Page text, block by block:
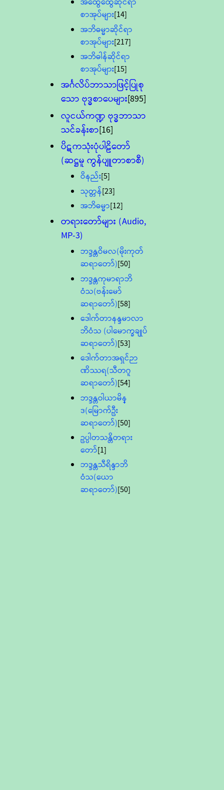
စာအုပ်များ[14]
အဘိဓမ္မာဆိုင်ရာ
စာအုပ်များ[217]
အဘိဓါန်ဆိုင်ရာ
စာအုပ်များ[15]
အင်္ဂလိပ်ဘာသာဖြင့်ပြုစု
သော ဗုဒ္ဓစာပေများ[895]
လူငယ်ကဏ္ဍ ဗုဒ္ဓဘာသာ
သင်ခန်းစာ[16]
ပိဋကသုံးပုံပါဠိတော်
(ဆဋ္ဌမူ ကွန်ပျူတာစာစီ)
ဝိနည်း[5]
သုတ္တန်[23]
အဘိဓမ္မာ[12]
တရားတော်များ (Audio,
MP-3)
ဘဒ္ဒန္တဝိမလ(မိုးကုတ်
ဆရာတော်)[50]
ဘဒ္ဒန္တကုမာရာဘိ
ဝံသ(ဗန်းမော်
ဆရာတော်)[58]
ဒေါက်တာနန္ဒမာလာ
ဘိဝံသ (ပါမောက္ခချုပ်
ဆရာတော်)[53]
ဒေါက်တာအရှင်ဉာ
ဏိဿရ(သီတဂူ
ဆရာတော်)[54]
ဘဒ္ဒန္တဝါယာမိန္
ဒ(မြောက်ဦး
ဆရာတော်)[50]
ဥပ္ပါတသန္တိတရား
တော်[1]
ဘဒ္ဒန္တသီရိန္ဒာဘိ
ဝံသ(ယော
ဆရာတော်)[50]